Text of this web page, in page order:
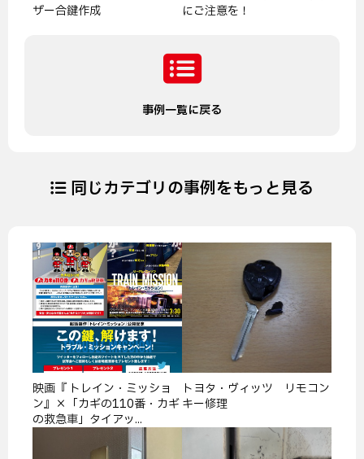
ザー合鍵作成
事例一覧に戻る
にご注意を！
同じカテゴリの事例をもっと見る
映画『 トレイン・ミッショ
ン』×「カギの110番・カギ
の救急車」タイアッ...
トヨタ・ヴィッツ リモコン
キー修理